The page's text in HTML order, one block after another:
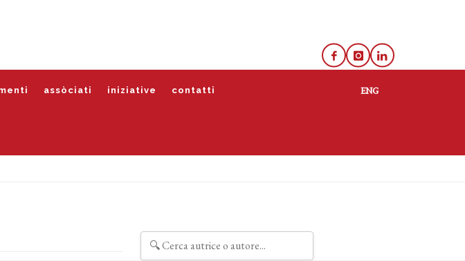
assòciati iniziative contatti